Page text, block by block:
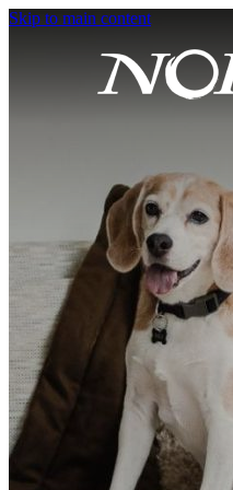
Skip to main content